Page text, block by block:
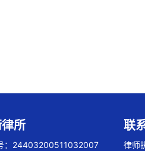
所
：24403200511032007
联
律师